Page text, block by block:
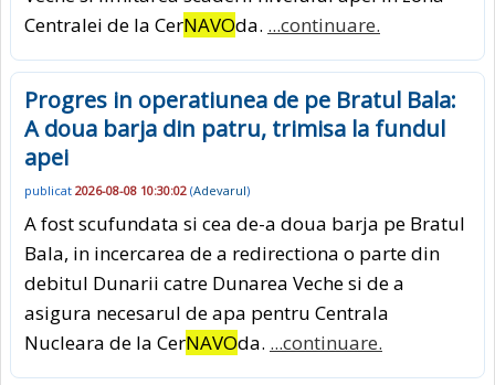
Centralei de la CerNAVOda. ...continuare.
Progres in operatiunea de pe Bratul Bala:
A doua barja din patru, trimisa la fundul
apei
publicat 2026-08-08 10:30:02 (Adevarul)
A fost scufundata si cea de-a doua barja pe Bratul
Bala, in incercarea de a redirectiona o parte din
debitul Dunarii catre Dunarea Veche si de a
asigura necesarul de apa pentru Centrala
Nucleara de la CerNAVOda. ...continuare.